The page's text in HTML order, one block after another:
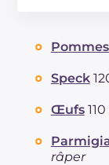
Dont sucres
Protéine
dont acides
Fibre
Cholestérol
Speck
Œufs
râper